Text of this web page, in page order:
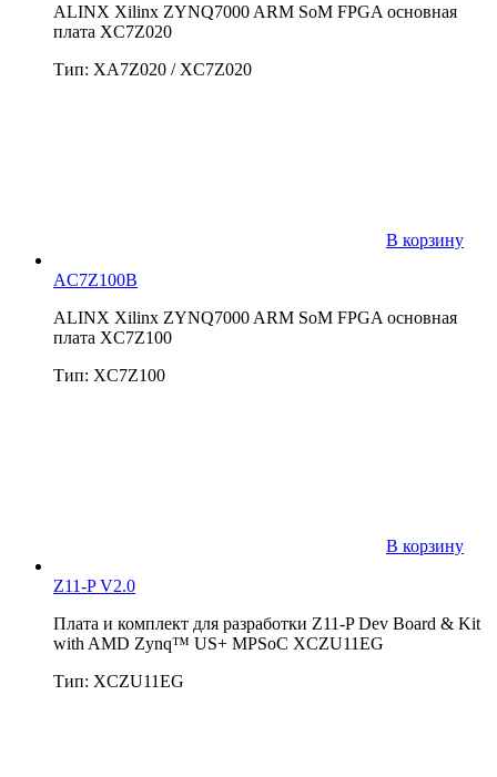
ALINX Xilinx ZYNQ7000 ARM SoM FPGA основная
плата XC7Z020
Тип: XA7Z020 / XC7Z020
В корзину
AC7Z100B
ALINX Xilinx ZYNQ7000 ARM SoM FPGA основная
плата XC7Z100
Тип: XC7Z100
В корзину
Z11-P V2.0
Плата и комплект для разработки Z11-P Dev Board & Kit
with AMD Zynq™ US+ MPSoC XCZU11EG
Тип: XCZU11EG